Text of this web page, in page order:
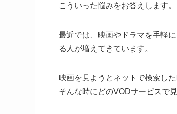
こういった悩みをお答えします。
最近では、映画やドラマを手軽
る人が増えてきています。
映画を見ようとネットで検索し
そんな時にどのVODサービスで